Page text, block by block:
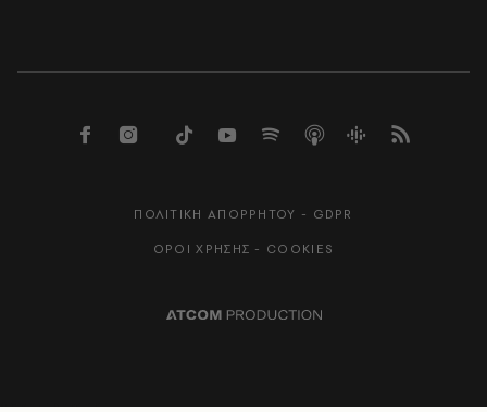
ΠΟΛΙΤΙΚΗ ΑΠΟΡΡΗΤΟΥ - GDPR
ΟΡΟΙ ΧΡΗΣΗΣ - COOKIES